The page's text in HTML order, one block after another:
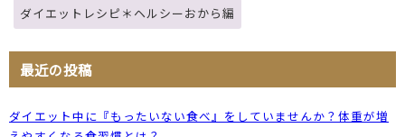
ダイエットレシピ＊ヘルシーおから編
最近の投稿
ダイエット中に『もったいない食べ』をしていませんか？体重が増